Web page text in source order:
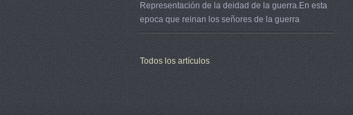
Representación de la deidad de la guerra.En esta
epoca que reinan los señores de la guerra
Todos los artículos